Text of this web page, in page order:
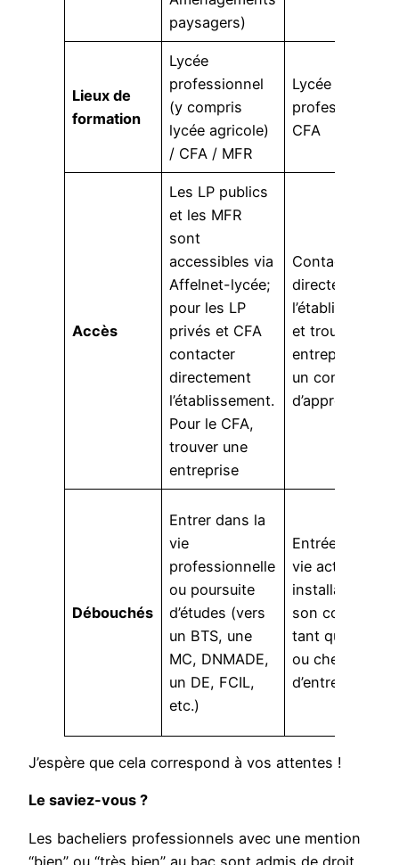
paysagers)
Lieux de
formation
Lycée
professionnel
(y compris
lycée agricole)
/ CFA / MFR
Lycée
professionnel /
CFA
Accès
Les LP publics
et les MFR
sont
accessibles via
Affelnet-lycée;
pour les LP
privés et CFA
contacter
directement
l’établissement.
Pour le CFA,
trouver une
entreprise
Contacter
directement
l’établissement
et trouver une
entreprise pour
un contrat
Débouchés
Entrer dans la
vie
professionnelle
ou poursuite
d’études (vers
un BTS, une
MC, DNMADE,
un DE, FCIL,
etc.)
Entrée dans la
vie active,
installation à
son compte en
tant qu’artisan
ou chef
d’entreprise
J’espère que cela correspond à vos attentes !
Le saviez-vous ?
Les bacheliers professionnels avec une mention
“bien” ou “très bien” au bac sont admis de droit